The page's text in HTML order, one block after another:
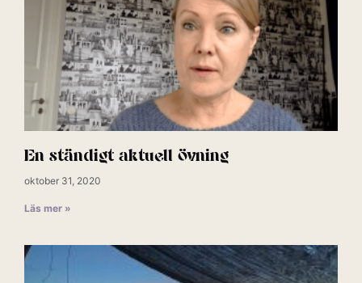
En ständigt aktuell övning
oktober 31, 2020
Läs mer »